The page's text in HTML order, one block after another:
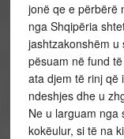
jonë qe e përbërë
nga Shqipëria
jashtzakonshëm u
pësuam në fund
ata djem të rinj që
ndeshjes dhe u
Ne u larguam nga
kokëulur, si të na